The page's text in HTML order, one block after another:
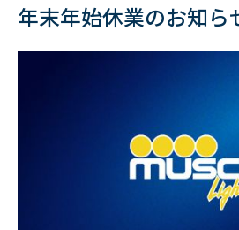
年末年始休業のお知ら